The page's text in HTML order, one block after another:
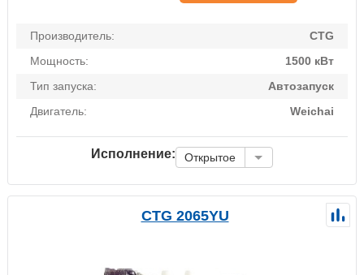
Производитель:
CTG
Мощность:
1500 кВт
Тип запуска:
Автозапуск
Двигатель:
Weichai
Исполнение: Открытое
CTG 2065YU